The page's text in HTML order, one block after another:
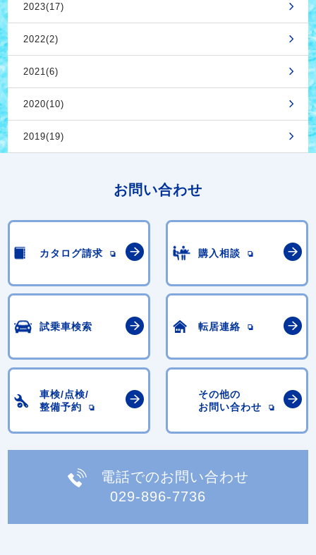
2023(17)
2022(2)
2021(6)
2020(10)
2019(19)
お問い合わせ
カタログ請求 購入相談
試乗車検索 転居連絡
車検/点検/
整備予約
その他の
お問い合わせ
電話でのお問い合わせ
029-896-7736